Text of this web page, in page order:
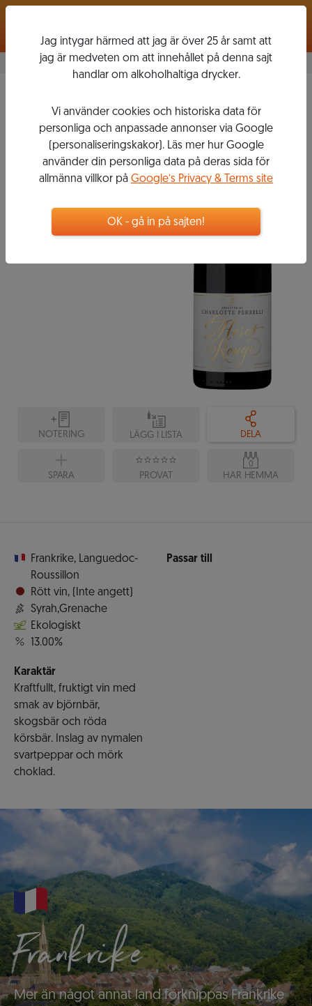
2014
CHARLOTTE
PERRELLI
HÉROS
kr
NOTERING LÄGG I LISTA DELA
SPARA PROVAT
0
HAR HEMMA
Frankrike, Languedoc-
Roussillon
Rött vin,
(Inte angett)
Syrah,Grenache
Ekologiskt
13.00%
Karaktär
Kraftfullt, fruktigt vin med
smak av björnbär,
skogsbär och röda
körsbär. Inslag av nymalen
svartpeppar och mörk
choklad.
Passar till
Frankrike
Mer än något annat land förknippas Frankrike
Jag intygar härmed att jag är över 25 år samt att
jag är medveten om att innehållet på denna sajt
handlar om alkoholhaltiga drycker.
Vi använder cookies och historiska data för
personliga och anpassade annonser via Google
(personaliseringskakor). Läs mer hur Google
använder din personliga data på deras sida för
allmänna villkor på Google’s Privacy & Terms site
OK - gå in på sajten!